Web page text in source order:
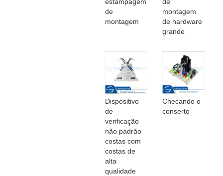
de
montagem
montagem
de hardware
grande
Dispositivo
de
verificação
não padrão
costas com
costas de
alta
qualidade
Checando o
conserto